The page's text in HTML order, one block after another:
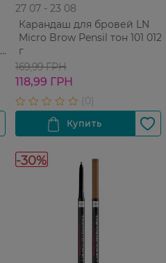
27 07 - 23 08
Карандаш для бровей LN
Micro Brow Pensil тон 101 012
г
169,99 ГРН
118,99 ГРН
-30%